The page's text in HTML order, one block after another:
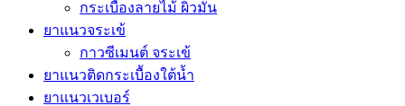
กระเบื้องลายไม้ ผิวมัน
ยาแนวจระเข้
กาวซีเมนต์ จระเข้
ยาแนวติดกระเบื้องใต้น้ำ
ยาแนวเวเบอร์